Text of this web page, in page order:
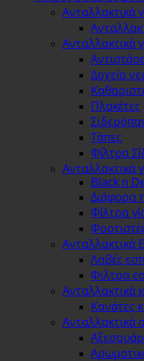
Ανταλλακτικά
Ανταλλακτικά
Δοχεία
Πλακέτες
Τάπες
Φίλτρα
Ανταλλακτικά
Black n
Διάφορα
Φίλτρα
Ανταλλακτικά
Λαβές
Φιλτρα
Ανταλλακτικά
Κανάτες
Ανταλλακτικά